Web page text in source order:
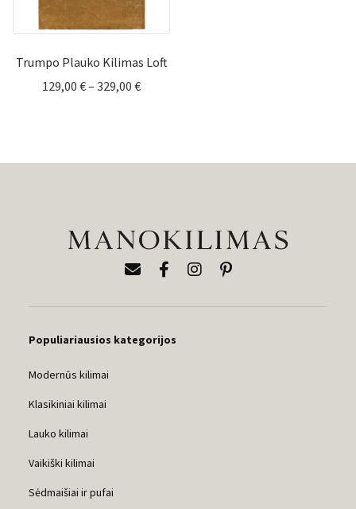
Trumpo Plauko Kilimas Loft
129,00 €– 329,00 €Price
329,00 €
Populiariausios kategorijos
Modernūs kilimai
Klasikiniai kilimai
Lauko kilimai
Vaikiški kilimai
Sėdmaišiai ir pufai